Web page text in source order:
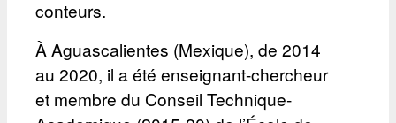
conteurs.
À Aguascalientes (Mexique), de 2014
au 2020, il a été enseignant-chercheur
et membre du Conseil Technique-